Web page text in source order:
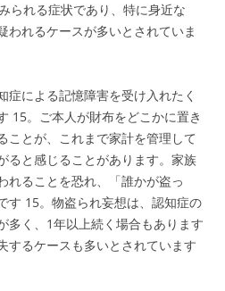
られる症状であり、特に身近な
われるケースが多いとされていま
症による記憶障害を受け入れたく
15。ご本人が財布をどこかに置き
ことが、これまで家計を管理して
ると感じることがあります。家族
れることを恐れ、「誰かが盗っ
す 15。物盗られ妄想は、認知症の
多く、1年以上続く場合もあります
するケースも多いとされています